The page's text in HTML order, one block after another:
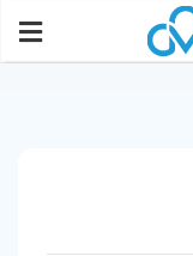
Paste this code